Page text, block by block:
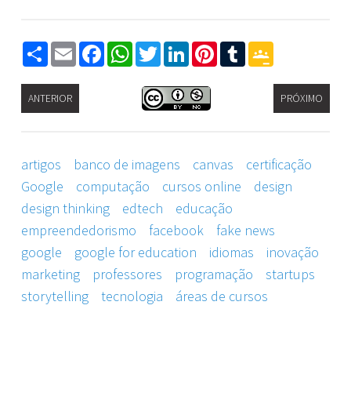
ShareEmailFacebookWhatsApp
TwitterLinkedInPinterest
Tumblr
ANTERIOR PRÓXIMO
artigos banco de imagens canvas
certificação
Google
computação cursos online
design
design thinking
edtech
educação
empreendedorismo
facebook
fake news
google
google for education idiomas
inovação
marketing
professores programação
startups
storytelling
tecnologia áreas de cursos